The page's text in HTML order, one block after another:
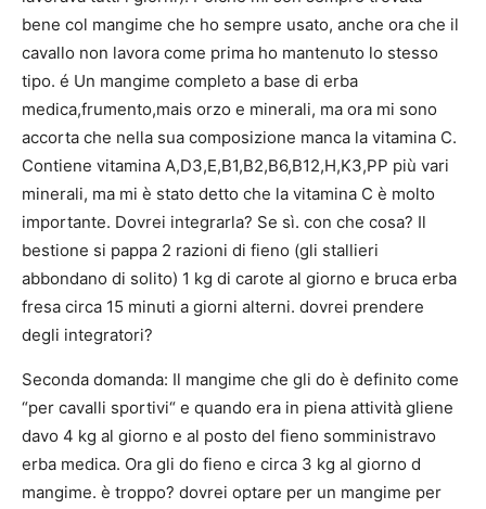
bene col mangime che ho sempre usato, anche ora che il
cavallo non lavora come prima ho mantenuto lo stesso
tipo. é Un mangime completo a base di erba
medica,frumento,mais orzo e minerali, ma ora mi sono
accorta che nella sua composizione manca la vitamina C.
Contiene vitamina A,D3,E,B1,B2,B6,B12,H,K3,PP più vari
minerali, ma mi è stato detto che la vitamina C è molto
importante. Dovrei integrarla? Se sì. con che cosa? Il
bestione si pappa 2 razioni di fieno (gli stallieri
abbondano di solito) 1 kg di carote al giorno e bruca erba
fresa circa 15 minuti a giorni alterni. dovrei prendere
degli integratori?
Seconda domanda: Il mangime che gli do è definito come
“per cavalli sportivi“ e quando era in piena attività gliene
davo 4 kg al giorno e al posto del fieno somministravo
erba medica. Ora gli do fieno e circa 3 kg al giorno d
mangime. è troppo? dovrei optare per un mangime per